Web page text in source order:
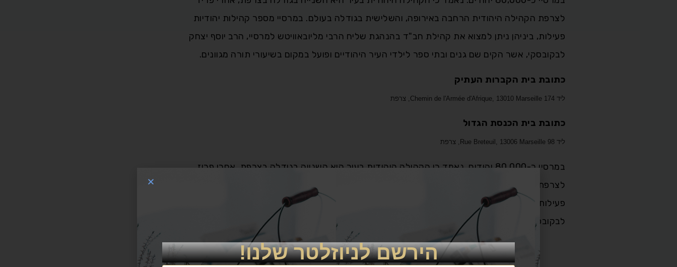
לצרפת הקהילה היהודית הרחבה באירופה, והשלישית בגודלה בעולם. במרסיי מספר קהילות יהודיות
פעילות, ביניהן ניתן למצוא את קהילת חב"ד בהנהגת שליח הרבי מליובאוויטש למרסיי, הרב יוסף יצחק
לבקובסקי, אשר הקים שם גנים ובתי ספר לילדי העיר היהודיים ופועל במקום בשיעורי תורה מגוונים.
כתובת בית הקברות העתיק
ליד 174 Chemin de l'Armée d'Afrique, 13010 Marseille, צרפת
כתובת בית הכנסת הגדול
ליד 98 Rue Breteuil, 13006 Marseille, צרפת
במרסיי כ-80,000 יהודים. נאמד כי הקהילה היהודית בעיר היא השנייה בגודלה בצרפת, אחרי פריז.
לצרפת הקהילה היהודית הרחבה באירופה, והשלישית בגודלה בעולם. במרסיי מספר קהילות יהודיות
פעילות, ביניהן ניתן למצוא את קהילת חב"ד בהנהגת שליח הרבי מליובאוויטש למרסיי, הרב יוסף יצחק
לבקובסקי, אשר הקים שם גנים ובתי ספר לילדי העיר היהודיים ופועל במקום בשיעורי תורה מגוונים.
הירשם לניוזלטר שלנו!